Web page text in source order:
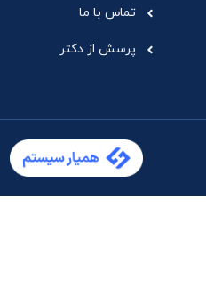
تماس با ما
پرسش از دکتر